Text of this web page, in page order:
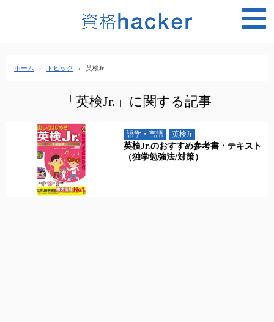
ホーム › トピック › 英検Jr.
「英検Jr.」に関する記事
語学・言語 英検Jr
英検Jr.のおすすめ参考書・テキスト
（独学勉強法/対策）